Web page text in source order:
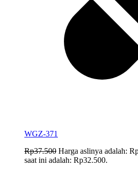
WGZ-371
Rp37.500 Harga aslinya adalah:
saat ini adalah: Rp32.500.